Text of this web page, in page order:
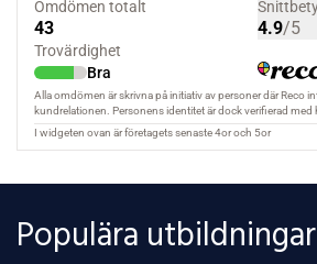
Populära utbildningar